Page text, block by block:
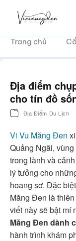
dungTrang chủ
Địa điểm
cho tín đồ
Địa Điểm Du Lịch
Vi Vu Măng Đen
Quảng Ngãi,
trong lành và
lý tưởng cho
hoang sơ. Đặc
Măng Đen là
viết này sẽ bật mí
Măng Đen dành
hành trình khám